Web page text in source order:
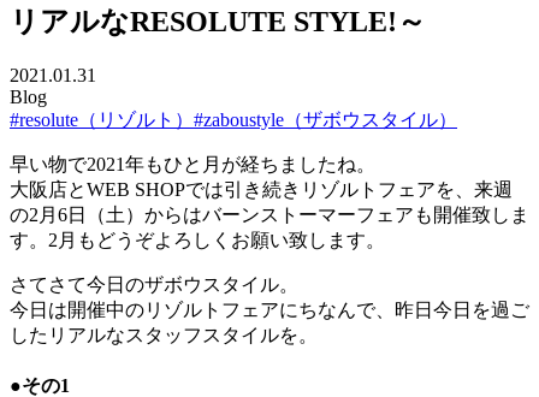
リアルなRESOLUTE STYLE!～
2021.01.31
Blog
#resolute（リゾルト） #zaboustyle（ザボウスタイル）
早い物で2021年もひと月が経ちましたね。
大阪店とWEB SHOPでは引き続きリゾルトフェアを、来週
の2月6日（土）からはバーンストーマーフェアも開催致しま
す。2月もどうぞよろしくお願い致します。
さてさて今日のザボウスタイル。
今日は開催中のリゾルトフェアにちなんで、昨日今日を過ご
したリアルなスタッフスタイルを。
●その1